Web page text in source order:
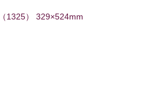
（1325） 329×524mm